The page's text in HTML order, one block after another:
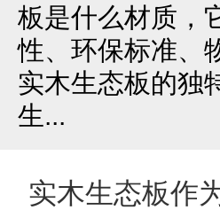
板是什么材质，
性、环保标准、
实木生态板的独
生...
实木生态板作